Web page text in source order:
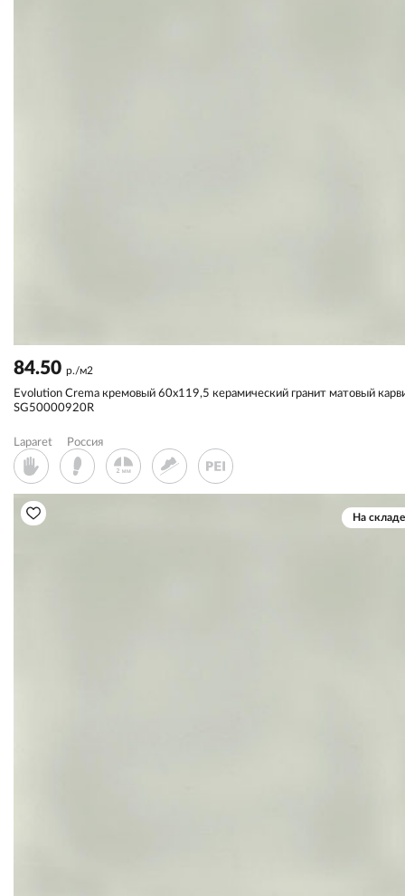
84.50 р./м2
Evolution Crema кремовый 60x119,5 керамический гранит матовый
SG50000920R
Laparet Россия
На складе